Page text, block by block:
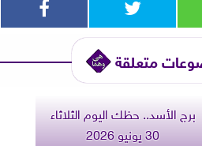
متعلقة
برج الأسد.. حظك اليوم الثلاثاء
30 يونيو 2026